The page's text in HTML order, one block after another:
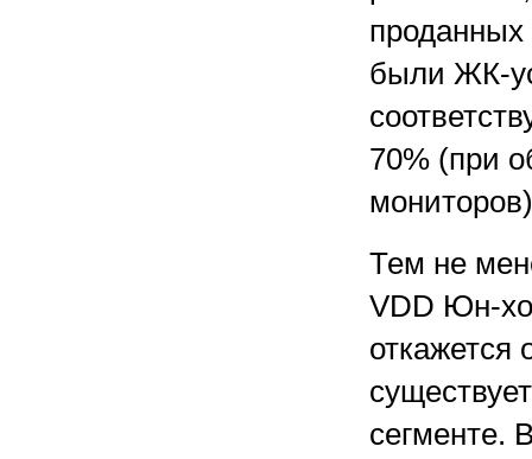
были ЖК-
70% (при
Тем не
VDD Юн-
откажется
сегменте.